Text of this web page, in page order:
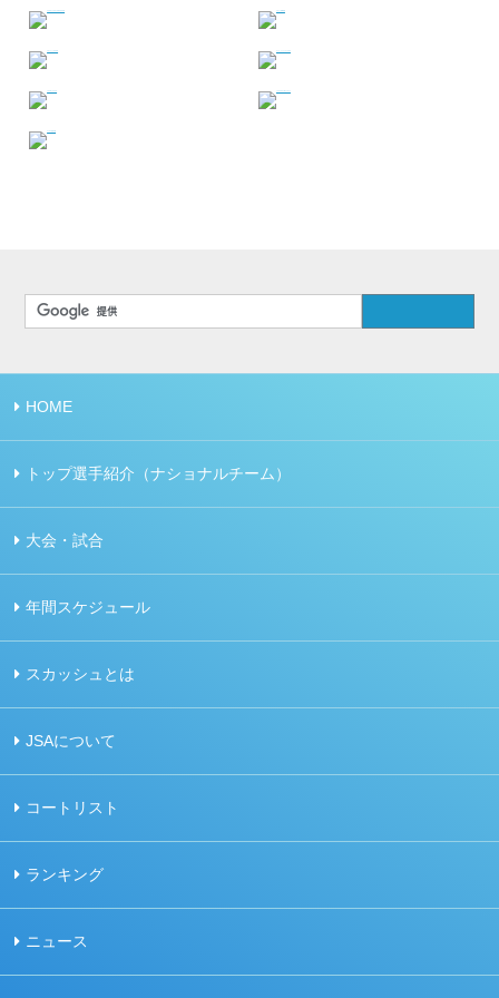
HOME
トップ選手紹介（ナショナルチーム）
大会・試合
年間スケジュール
スカッシュとは
JSAについて
コートリスト
ランキング
ニュース